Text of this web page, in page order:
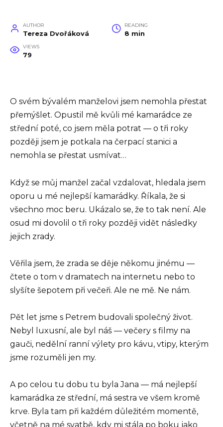
AUTHOR
Tereza Dvořáková
READING
8 min
VIEWS
79
O svém bývalém manželovi jsem nemohla přestat
přemýšlet. Opustil mě kvůli mé kamarádce ze
střední poté, co jsem měla potrat — o tři roky
později jsem je potkala na čerpací stanici a
nemohla se přestat usmívat…
Když se můj manžel začal vzdalovat, hledala jsem
oporu u mé nejlepší kamarádky. Říkala, že si
všechno moc beru. Ukázalo se, že to tak není. Ale
osud mi dovolil o tři roky později vidět následky
jejich zrady.
Věřila jsem, že zrada se děje někomu jinému —
čtete o tom v dramatech na internetu nebo to
slyšíte šepotem při večeři. Ale ne mě. Ne nám.
Pět let jsme s Petrem budovali společný život.
Nebyl luxusní, ale byl náš — večery s filmy na
gauči, nedělní ranní výlety pro kávu, vtipy, kterým
jsme rozuměli jen my.
A po celou tu dobu tu byla Jana — má nejlepší
kamarádka ze střední, má sestra ve všem kromě
krve. Byla tam při každém důležitém momentě,
včetně na mé svatbě, kdy mi stála po boku jako